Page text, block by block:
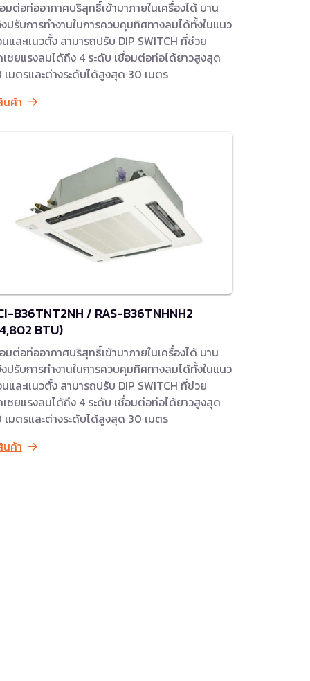
มต่อท่ออากาศบริสุทธิ์เข้ามาภายในเครื่องได้ บาน
ปรับการทำงานในการควบคุมทิศทางลมได้ทั้งในแนว
และแนวตั้ง สามารถปรับ DIP SWITCH ที่ช่วย
ชยแรงลมได้ถึง 4 ระดับ เชื่อมต่อท่อได้ยาวสูงสุด
เมตรและต่างระดับได้สูงสุด 30 เมตร
ค้า
B36TNT2NH / RAS-B36TNHNH2
BTU)
มต่อท่ออากาศบริสุทธิ์เข้ามาภายในเครื่องได้ บาน
ปรับการทำงานในการควบคุมทิศทางลมได้ทั้งในแนว
และแนวตั้ง สามารถปรับ DIP SWITCH ที่ช่วย
ชยแรงลมได้ถึง 4 ระดับ เชื่อมต่อท่อได้ยาวสูงสุด
เมตรและต่างระดับได้สูงสุด 30 เมตร
ค้า